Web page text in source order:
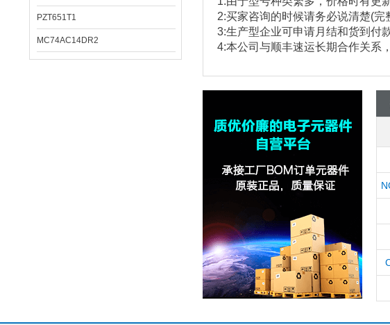
PZT651T1
MC74AC14DR2
2:买家咨询的时候请务必说清楚(完
3:生产型企业可申请月结和货到付款
4:本公司与顺丰速运长期合作关系